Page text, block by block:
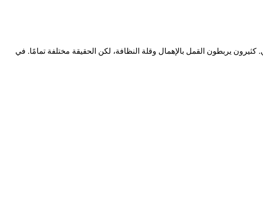
يربطون القمل بالإهمال وقلة النظافة، لكن الحقيقة مختلفة تمامًا. في